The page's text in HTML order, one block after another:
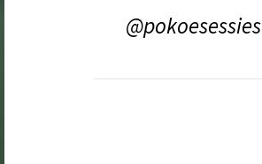
@pokoesessies